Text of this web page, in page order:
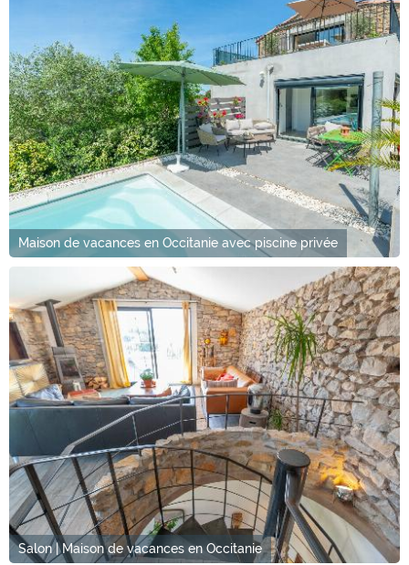
Maison de vacances en Occitanie avec piscine privée
Salon | Maison de vacances en Occitanie